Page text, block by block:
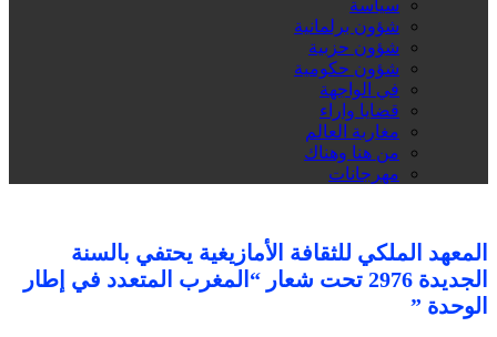
سياسة
شؤون برلمانية
شؤون حزبية
شؤون حكومية
في الواجهة
قضايا واراء
مغاربة العالم
من هنا وهناك
مهرجانات
المعهد الملكي للثقافة الأمازيغية يحتفي بالسنة
الجديدة 2976 تحت شعار “المغرب المتعدد في إطار
الوحدة ”